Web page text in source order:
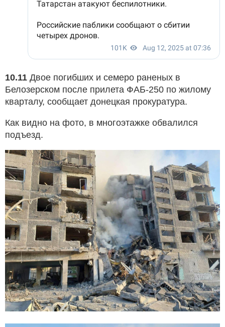
10.11 Двое погибших и семеро раненых в
Белозерском после прилета ФАБ-250 по жилому
кварталу, сообщает донецкая прокуратура.
Как видно на фото, в многоэтажке обвалился
подъезд.